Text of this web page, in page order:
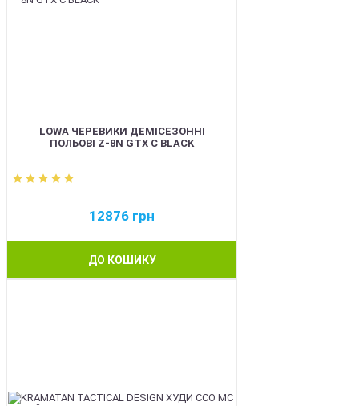
LOWA ЧЕРЕВИКИ ДЕМІСЕЗОННІ
ПОЛЬОВІ Z-8N GTX C BLACK
12876 грн
ДО КОШИКУ